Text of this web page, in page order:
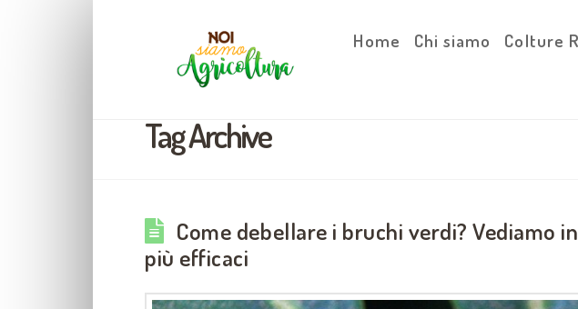
Home Chi siamo Colture
Tag Archive
Come debellare i bruchi verdi? Vediamo
più efficaci